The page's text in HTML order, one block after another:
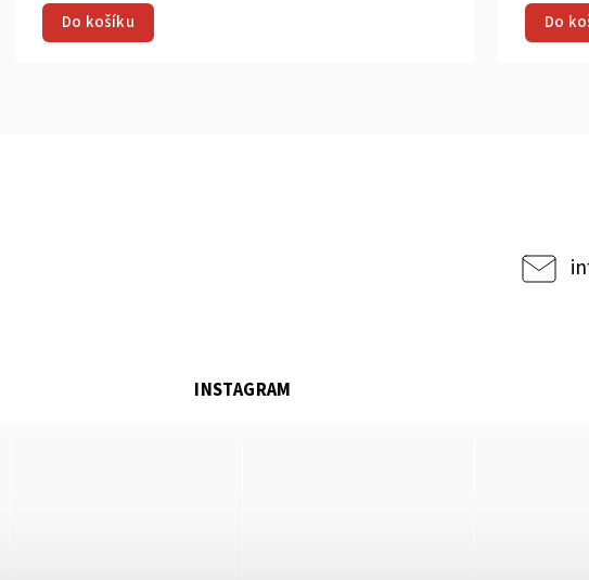
Do košíku Do
INSTAGRAM